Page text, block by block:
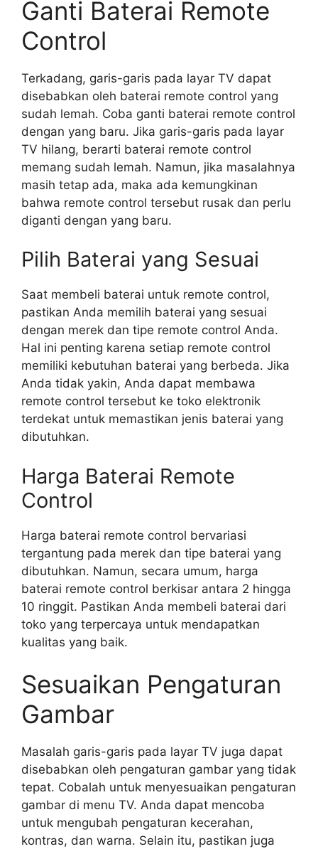
Ganti Baterai Remote
Control
Terkadang, garis-garis pada layar TV dapat
disebabkan oleh baterai remote control yang
sudah lemah. Coba ganti baterai remote control
dengan yang baru. Jika garis-garis pada layar
TV hilang, berarti baterai remote control
memang sudah lemah. Namun, jika masalahnya
masih tetap ada, maka ada kemungkinan
bahwa remote control tersebut rusak dan perlu
diganti dengan yang baru.
Pilih Baterai yang Sesuai
Saat membeli baterai untuk remote control,
pastikan Anda memilih baterai yang sesuai
dengan merek dan tipe remote control Anda.
Hal ini penting karena setiap remote control
memiliki kebutuhan baterai yang berbeda. Jika
Anda tidak yakin, Anda dapat membawa
remote control tersebut ke toko elektronik
terdekat untuk memastikan jenis baterai yang
dibutuhkan.
Harga Baterai Remote
Control
Harga baterai remote control bervariasi
tergantung pada merek dan tipe baterai yang
dibutuhkan. Namun, secara umum, harga
baterai remote control berkisar antara 2 hingga
10 ringgit. Pastikan Anda membeli baterai dari
toko yang terpercaya untuk mendapatkan
kualitas yang baik.
Sesuaikan Pengaturan
Gambar
Masalah garis-garis pada layar TV juga dapat
disebabkan oleh pengaturan gambar yang tidak
tepat. Cobalah untuk menyesuaikan pengaturan
gambar di menu TV. Anda dapat mencoba
untuk mengubah pengaturan kecerahan,
kontras, dan warna. Selain itu, pastikan juga